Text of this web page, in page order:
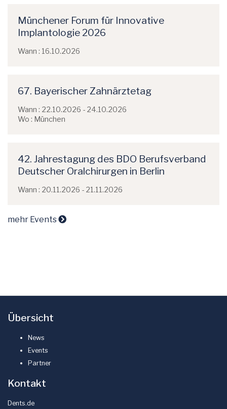
Münchener Forum für Innovative
Implantologie 2026
Wann : 16.10.2026
67. Bayerischer Zahnärztetag
Wann : 22.10.2026 - 24.10.2026
Wo : München
42. Jahrestagung des BDO Berufsverband
Deutscher Oralchirurgen in Berlin
Wann : 20.11.2026 - 21.11.2026
mehr Events
Übersicht
News
Events
Partner
Kontakt
Dents.de